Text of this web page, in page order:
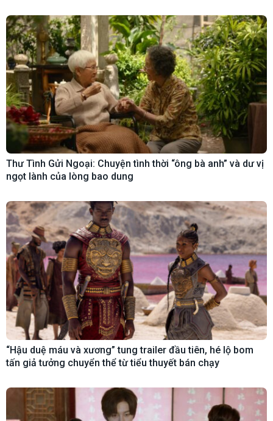
Thư Tình Gửi Ngoại: Chuyện tình thời “ông bà anh” và dư vị
ngọt lành của lòng bao dung
“Hậu duệ máu và xương” tung trailer đầu tiên, hé lộ bom
tấn giả tưởng chuyển thể từ tiểu thuyết bán chạy